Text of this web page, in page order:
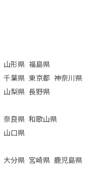
山形県 福島県
千葉県 東京都 神奈川県
山梨県 長野県
奈良県 和歌山県
山口県
大分県 宮崎県 鹿児島県